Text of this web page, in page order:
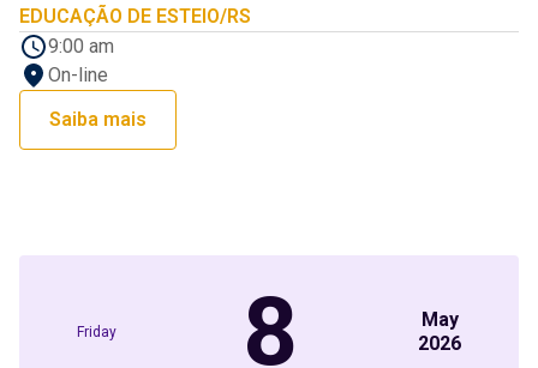
EDUCAÇÃO DE ESTEIO/RS
9:00 am
On-line
Saiba mais
Friday 8
May
2026